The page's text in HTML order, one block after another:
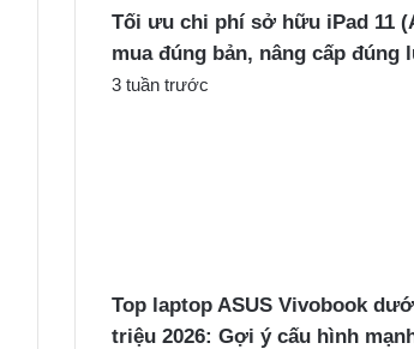
Tối ưu chi phí sở hữu iPad 11
mua đúng bản, nâng cấp đúng
3 tuần trước
Top laptop ASUS Vivobook
triệu 2026: Gợi ý cấu hình